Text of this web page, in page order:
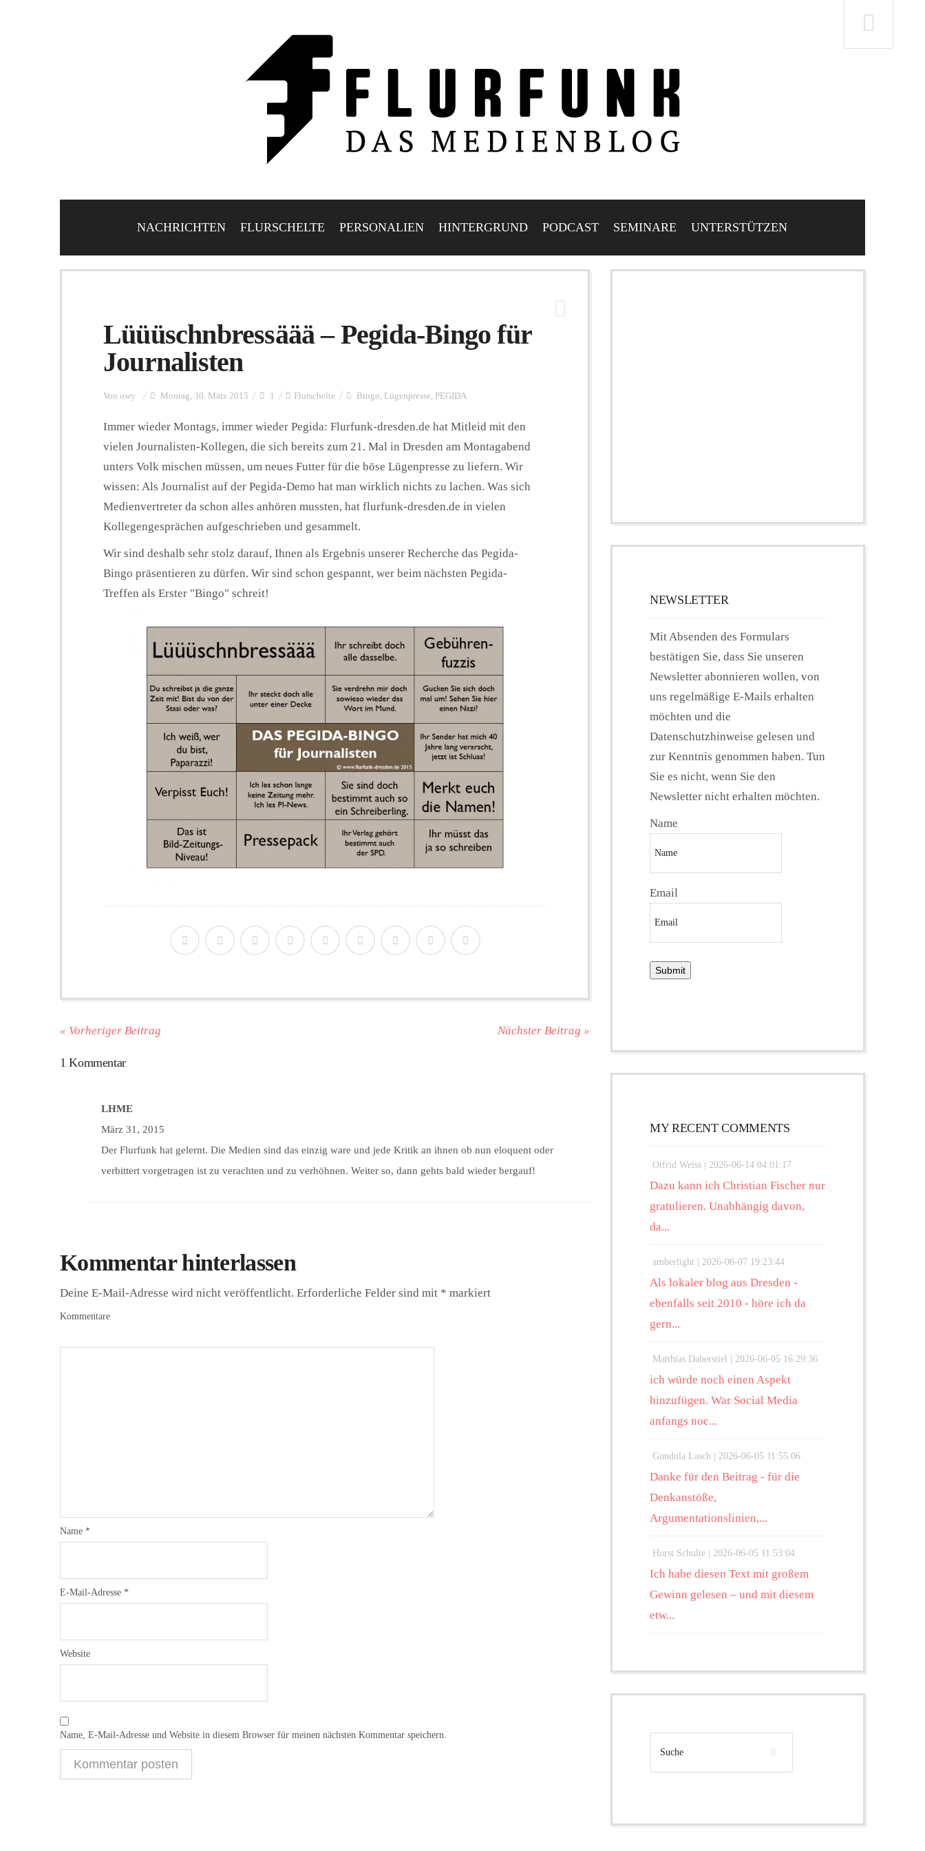
NACHRICHTEN FLURSCHELTE PERSONALIEN HINTERGRUND PODCAST SEMINARE UNTERSTÜTZEN
Lüüüschnbressäää – Pegida-Bingo für
Journalisten
Von owy Montag, 30. März 2015 1 Flurschelte Bingo, Lügenpresse, PEGIDA
Immer wieder Montags, immer wieder Pegida: Flurfunk-dresden.de hat Mitleid mit den
vielen Journalisten-Kollegen, die sich bereits zum 21. Mal in Dresden am Montagabend
unters Volk mischen müssen, um neues Futter für die böse Lügenpresse zu liefern. Wir
wissen: Als Journalist auf der Pegida-Demo hat man wirklich nichts zu lachen. Was sich
Medienvertreter da schon alles anhören mussten, hat flurfunk-dresden.de in vielen
Kollegengesprächen aufgeschrieben und gesammelt.
Wir sind deshalb sehr stolz darauf, Ihnen als Ergebnis unserer Recherche das Pegida-
Bingo präsentieren zu dürfen. Wir sind schon gespannt, wer beim nächsten Pegida-
Treffen als Erster "Bingo" schreit!
« Vorheriger Beitrag Nächster Beitrag »
1 Kommentar
LHME
März 31, 2015
Der Flurfunk hat gelernt. Die Medien sind das einzig ware und jede Kritik an ihnen ob nun eloquent oder
verbittert vorgetragen ist zu verachten und zu verhöhnen. Weiter so, dann gehts bald wieder bergauf!
Kommentar hinterlassen
Deine E-Mail-Adresse wird nicht veröffentlicht. Erforderliche Felder sind mit * markiert
Kommentare
Name *
E-Mail-Adresse *
Website
Name, E-Mail-Adresse und Website in diesem Browser für meinen nächsten Kommentar speichern.
NEWSLETTER
Mit Absenden des Formulars
bestätigen Sie, dass Sie unseren
Newsletter abonnieren wollen, von
uns regelmäßige E-Mails erhalten
möchten und die
Datenschutzhinweise gelesen und
zur Kenntnis genommen haben. Tun
Sie es nicht, wenn Sie den
Newsletter nicht erhalten möchten.
Name
Email
MY RECENT COMMENTS
Otfrid Weiss | 2026-06-14 04:01:17
Dazu kann ich Christian Fischer nur
gratulieren. Unabhängig davon,
da...
amberlight | 2026-06-07 19:23:44
Als lokaler blog aus Dresden -
ebenfalls seit 2010 - höre ich da
gern...
Matthias Daberstiel | 2026-06-05 16:29:36
ich würde noch einen Aspekt
hinzufügen. War Social Media
anfangs noc...
Gundula Lasch | 2026-06-05 11:55:06
Danke für den Beitrag - für die
Denkanstöße,
Argumentationslinien,...
Horst Schulte | 2026-06-05 11:53:04
Ich habe diesen Text mit großem
Gewinn gelesen – und mit diesem
etw...